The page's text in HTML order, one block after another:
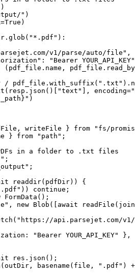
")
v1/parse/auto/file",
"Bearer
(pdf_file.name,
/
writeFile } from "fs/
} from "path";
in a folder to .txt files
readdir(pdfDir)) {
continue;
FormData();
new Blob([await
api.parsejet.com/
"Bearer YOUR_API_KEY" },
res.json();
basename(file, ".pdf")